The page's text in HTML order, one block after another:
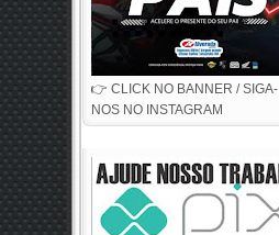
👉 CLICK NO BANNER / SIGA-
NOS NO INSTAGRAM